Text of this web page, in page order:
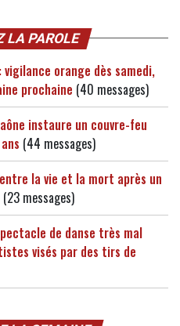
LA PAROLE
vigilance orange dès samedi,
prochaine (40 messages)
instaure un couvre-feu
(44 messages)
la vie et la mort après un
(23 messages)
de danse très mal
visés par des tirs de